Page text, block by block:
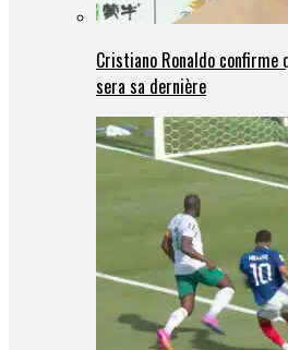
Cristiano Ronaldo confirme
sera sa dernière